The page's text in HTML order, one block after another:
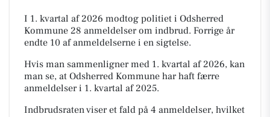
I 1. kvartal af 2026 modtog politiet i Odsherred
Kommune 28 anmeldelser om indbrud. Forrige år
endte 10 af anmeldelserne i en sigtelse.
Hvis man sammenligner med 1. kvartal af 2026, kan
man se, at Odsherred Kommune har haft færre
anmeldelser i 1. kvartal af 2025.
Indbrudsraten viser et fald på 4 anmeldelser, hvilket